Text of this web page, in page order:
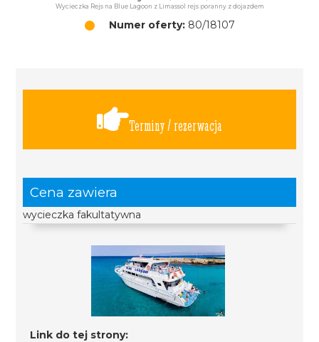
Wycieczka Rejs na Blue Lagoon z Limassol rejs poranny z dojazdem
Numer oferty:80/18107
Terminy / rezerwacja
Cena zawiera
wycieczka fakultatywna
Link do tej strony: